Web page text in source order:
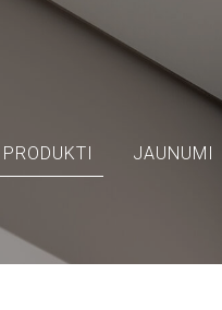
PRODUKTI JAUNUMI